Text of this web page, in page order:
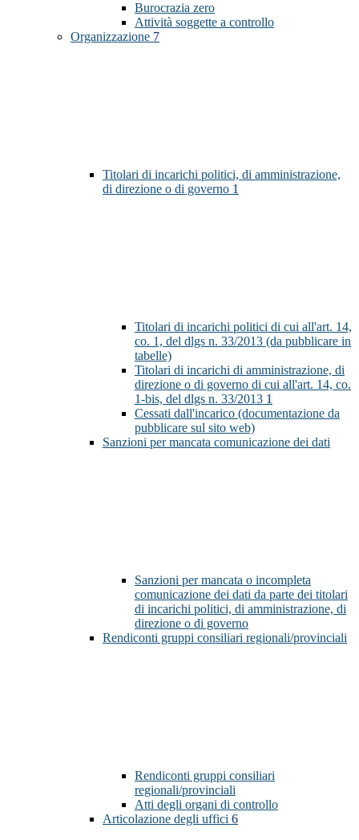
Burocrazia zero
Attività soggette a controllo
Organizzazione 7
Titolari di incarichi politici, di amministrazione,
di direzione o di governo 1
Titolari di incarichi politici di cui all'art. 14,
co. 1, del dlgs n. 33/2013 (da pubblicare in
tabelle)
Titolari di incarichi di amministrazione, di
direzione o di governo di cui all'art. 14, co.
1-bis, del dlgs n. 33/2013 1
Cessati dall'incarico (documentazione da
pubblicare sul sito web)
Sanzioni per mancata comunicazione dei dati
Sanzioni per mancata o incompleta
comunicazione dei dati da parte dei titolari
di incarichi politici, di amministrazione, di
direzione o di governo
Rendiconti gruppi consiliari regionali/provinciali
Rendiconti gruppi consiliari
regionali/provinciali
Atti degli organi di controllo
Articolazione degli uffici 6